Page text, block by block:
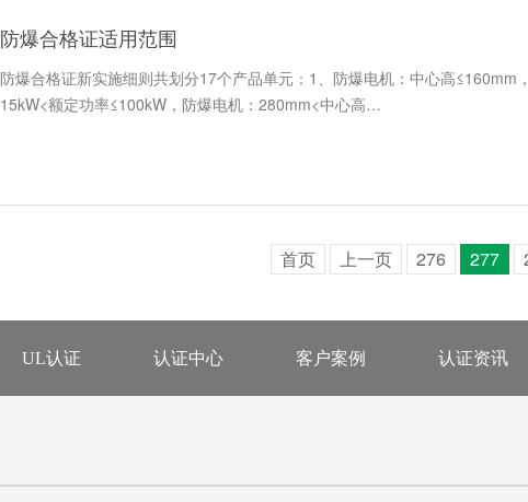
防爆合格证适用范围
防爆合格证新实施细则共划分17个产品单元：1、防爆电机：中心高
15kW<额定功率≤100kW，防爆电机：280mm<中心高…
首页 上一页 276 277
UL认证 认证中心 客户案例 认证资讯